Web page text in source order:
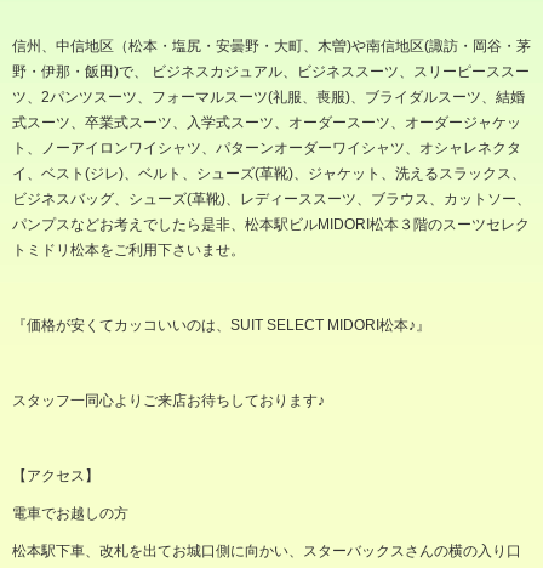
信州、中信地区（松本・塩尻・安曇野・大町、木曽)や南信地区(諏訪・岡谷・茅
野・伊那・飯田)で、 ビジネスカジュアル、ビジネススーツ、スリーピーススー
ツ、 2パンツスーツ、フォーマルスーツ(礼服、喪服)、ブライダルスーツ、結婚
式スーツ、卒業式スーツ、入学式スーツ、オーダースーツ、オーダージャケッ
ト、ノーアイロンワイシャツ、パターンオーダーワイシャツ、オシャレネクタ
イ、ベスト (ジレ)、ベルト、シューズ(革靴)、ジャケット、洗えるスラックス、
ビジネスバッグ、シューズ(革靴)、レディーススーツ、ブラウス、カットソー、
パンプスなどお考えでしたら是非、松本駅ビルMIDORI 松本３階のスーツセレク
トミドリ松本をご利用下さいませ。
『価格が安くてカッコいいのは、 SUIT SELECT MIDORI 松本♪』
スタッフ一同心よりご来店お待ちしております♪
【アクセス】
電車でお越しの方
松本駅下車、改札を出てお城口側に向かい、スターバックスさんの横の入り口